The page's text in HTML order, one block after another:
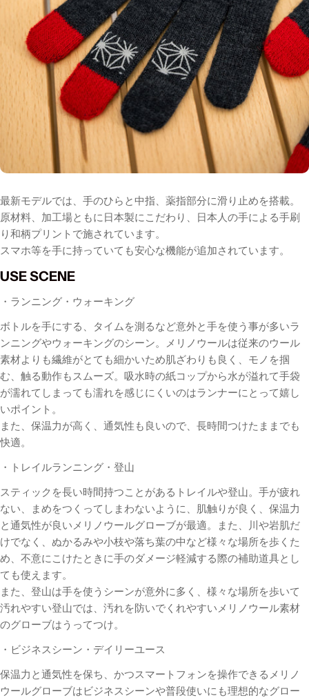
最新モデルでは、手のひらと中指、薬指部分に滑り止めを搭載。
原材料、加工場ともに日本製にこだわり、日本人の手による手刷
り和柄プリントで施されています。
スマホ等を手に持っていても安心な機能が追加されています。
USE SCENE
・ランニング・ウォーキング
ボトルを手にする、タイムを測るなど意外と手を使う事が多いラ
ンニングやウォーキングのシーン。メリノウールは従来のウール
素材よりも繊維がとても細かいため肌ざわりも良く、モノを掴
む、触る動作もスムーズ。吸水時の紙コップから水が溢れて手袋
が濡れてしまっても濡れを感じにくいのはランナーにとって嬉し
いポイント。
また、保温力が高く、通気性も良いので、長時間つけたままでも
快適。
・トレイルランニング・登山
スティックを長い時間持つことがあるトレイルや登山。手が疲れ
ない、まめをつくってしまわないように、肌触りが良く、保温力
と通気性が良いメリノウールグローブが最適。また、川や岩肌だ
けでなく、ぬかるみや小枝や落ち葉の中など様々な場所を歩くた
め、不意にこけたときに手のダメージ軽減する際の補助道具とし
ても使えます。
また、登山は手を使うシーンが意外に多く、様々な場所を歩いて
汚れやすい登山では、汚れを防いでくれやすいメリノウール素材
のグローブはうってつけ。
・ビジネスシーン・デイリーユース
保温力と通気性を保ち、かつスマートフォンを操作できるメリノ
ウールグローブはビジネスシーンや普段使いにも理想的なグロー